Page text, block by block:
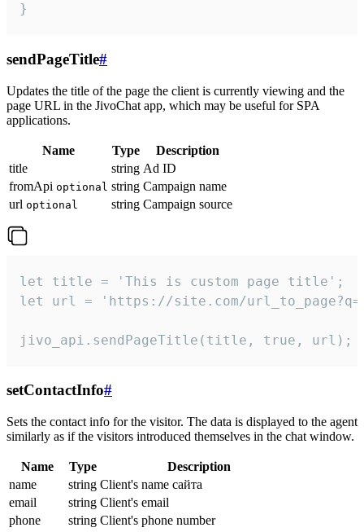
}
sendPageTitle#
Updates the title of the page the client is currently viewing and the
page URL in the JivoChat app, which may be useful for SPA
applications.
Name Type
Description
title
string Ad ID
fromApi optional string Campaign name
url optional string Campaign source
let title = 'This is custom page title';
let url = 'https://site.com/
jivo_api.sendPageTitle(title, true, url);
setContactInfo#
Sets the contact info for the visitor. The data is displayed to the agent
similarly as if the visitors introduced themselves in the chat window.
Name Type
Description
name
string Client's name сайта
email
string Client's email
phone
string Client's phone number